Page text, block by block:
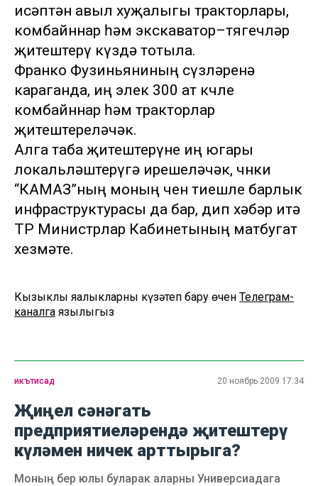
исәптән авыл хуҗалыгы тракторлары,
комбайннар һәм экскаватор–төягечләр
җитештерү күздә тотыла.
Франко Фузиньяниның сүзләренә
караганда, иң элек 300 ат көчле
комбайннар һәм тракторлар
җитештереләчәк.
Алга таба җитештерүне иң югары
локальләштерүгә ирешеләчәк, чөнки
“КАМАЗ”ның моның өчен тиешле барлык
инфраструктурасы да бар, дип хәбәр итә
ТР Министрлар Кабинетының матбугат
хезмәте.
Кызыклы яңалыкларны күзәтеп бару өчен Телеграм-
каналга язылыгыз
икътисад 20 ноябрь 2009 17:34
Җиңел сәнәгать
предприятиеләрендә җитештерү
күләмен ничек арттырыга?
Моның бер юлы буларак аларны Универсиадага